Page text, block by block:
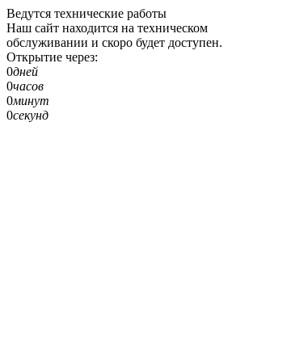
Ведутся технические работы
Наш сайт находится на техническом
обслуживании и скоро будет доступен.
Открытие через:
0дней
0часов
0минут
0секунд